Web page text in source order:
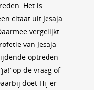
Het is
citaat uit Jesaja
vergelijkt
van Jesaja
optreden
op de vraag of
doet Hij er